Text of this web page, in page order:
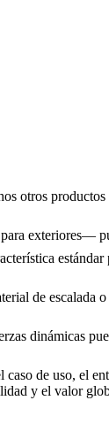
otros
exteriores—
de escalada
dinámicas
de uso, el
y el valor